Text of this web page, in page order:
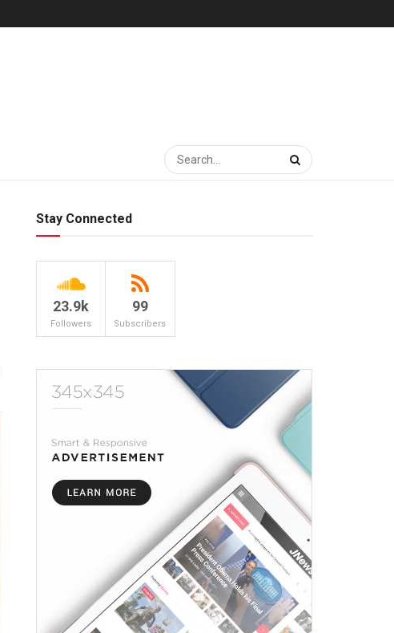
Stay Connected
23.9k
Followers
99
Subscribers